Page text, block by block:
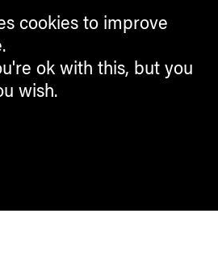
cookies to improve
ok with this, but you
wish.